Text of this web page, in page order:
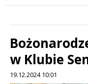
w Klubie
19.12.2024 10:01